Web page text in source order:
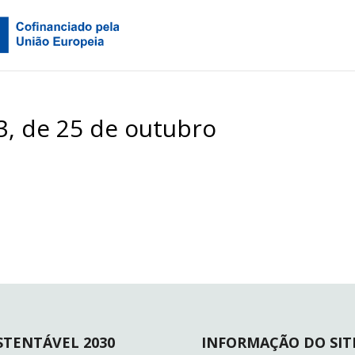
de 25 de outubro
2030 INFORMAÇÃO DO